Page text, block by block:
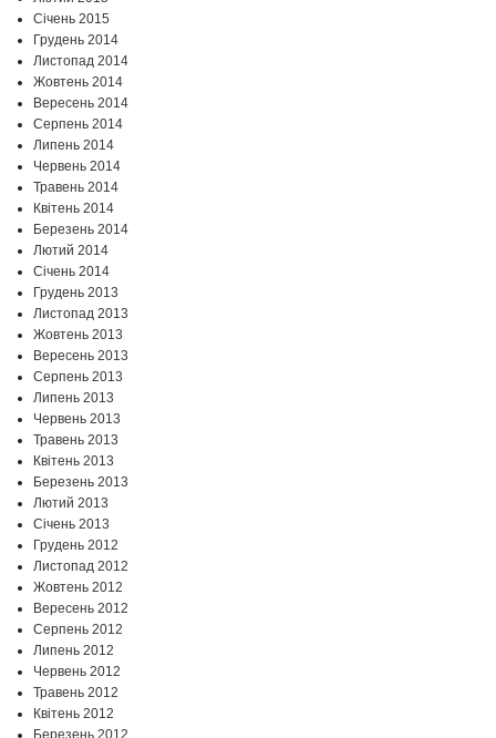
Січень 2015
Грудень 2014
Листопад 2014
Жовтень 2014
Вересень 2014
Серпень 2014
Липень 2014
Червень 2014
Травень 2014
Квітень 2014
Березень 2014
Лютий 2014
Січень 2014
Грудень 2013
Листопад 2013
Жовтень 2013
Вересень 2013
Серпень 2013
Липень 2013
Червень 2013
Травень 2013
Квітень 2013
Березень 2013
Лютий 2013
Січень 2013
Грудень 2012
Листопад 2012
Жовтень 2012
Вересень 2012
Серпень 2012
Липень 2012
Червень 2012
Травень 2012
Квітень 2012